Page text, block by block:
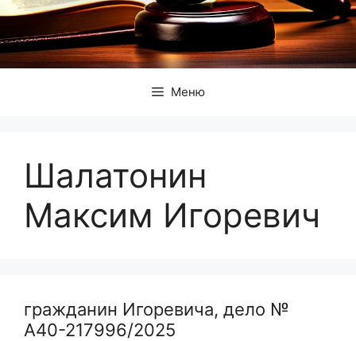
Меню
Шалатонин
Максим Игоревич
гражданин Игоревича, дело №
А40-217996/2025